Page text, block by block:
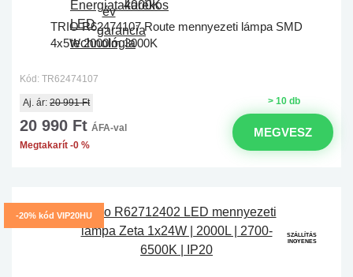
TRIO R62474107 Route mennyezeti lámpa SMD
4x5W 2000lm 3000K
Kód: TR62474107
> 10 db
Aj. ár: 20 991 Ft
20 990 Ft ÁFA-val
Megtakarít -0 %
MEGVESZ
-20% kód VIP20HU
SZÁLLÍTÁS
INGYENES